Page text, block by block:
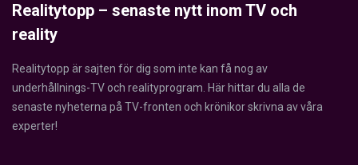
Realitytopp – senaste nytt inom TV och
reality
Realitytopp är sajten för dig som inte kan få nog av
underhållnings-TV och realityprogram. Här hittar du alla de
senaste nyheterna på TV-fronten och krönikor skrivna av våra
experter!